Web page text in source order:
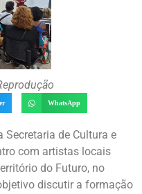
WhatsApp
Secretaria de Cultura e
com artistas locais
do Futuro, no
discutir a formação